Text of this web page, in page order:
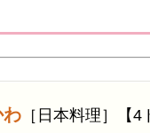
にまとめました。ミシュラ
（和食）」「ミシュランガ
わ ［日本料理］【4